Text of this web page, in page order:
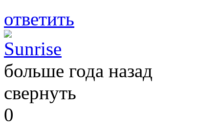
ответить
Sunrise
больше года назад
свернуть
0